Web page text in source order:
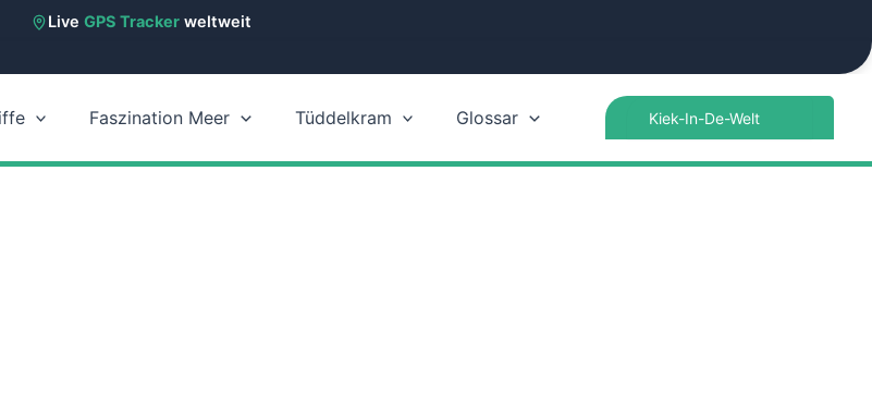
Live GPS Trackerweltweit
Faszination Meer Tüddelkram Glossar